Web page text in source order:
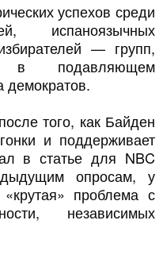
успехов среди
испаноязычных
— групп,
в подавляющем
демократов.
того, как Байден
и поддерживает
в статье для NBC
опросам, у
проблема с
независимых